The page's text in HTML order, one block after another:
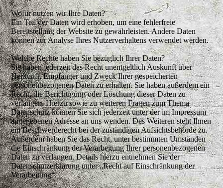
Wofür nutzen wir Ihre Daten?
Ein Teil der Daten wird erhoben, um eine fehlerfreie
Bereitstellung der Website zu gewährleisten. Andere Daten
können zur Analyse Ihres Nutzerverhaltens verwendet werden.
Welche Rechte haben Sie bezüglich Ihrer Daten?
Sie haben jederzeit das Recht unentgeltlich Auskunft über
Herkunft, Empfänger und Zweck Ihrer gespeicherten
personenbezogenen Daten zu erhalten. Sie haben außerdem ein
Recht, die Berichtigung oder Löschung dieser Daten zu
verlangen. Hierzu sowie zu weiteren Fragen zum Thema
Datenschutz können Sie sich jederzeit unter der im Impressum
angegebenen Adresse an uns wenden. Des Weiteren steht Ihnen
ein Beschwerderecht bei der zuständigen Aufsichtsbehörde zu.
Außerdem haben Sie das Recht, unter bestimmten Umständen
die Einschränkung der Verarbeitung Ihrer personenbezogenen
Daten zu verlangen. Details hierzu entnehmen Sie der
Datenschutzerklärung unter „Recht auf Einschränkung der
Verarbeitung“.